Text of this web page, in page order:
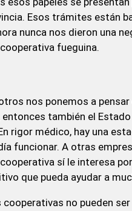
Esos trámites están
nunca nos dieron una
fueguina.
nos ponemos a
también el
rigor médico, hay una
funcionar. A otras
sí le interesa
que pueda ayudar a
no pueden